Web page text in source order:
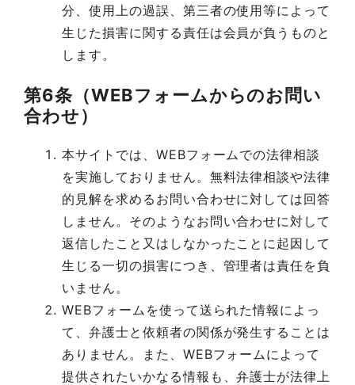
分、使用上の過誤、第三者の使用等によって
生じた損害に関する責任は会員が負うものと
します。
第6条（WEBフォームからのお問い
合わせ）
本サイトでは、WEBフォームでの法律相談
を実施しておりません。無料法律相談や法律
的見解を求めるお問い合わせに対しては回答
しません。そのようなお問い合わせに対して
返信したこと又はしなかったことに起因して
生じる一切の損害につき、管理者は責任を負
いません。
WEBフォームを使って送られた情報によっ
て、弁護士と依頼者の関係が発生することは
ありません。また、WEBフォームによって
提供されたいかなる情報も、弁護士が法律上